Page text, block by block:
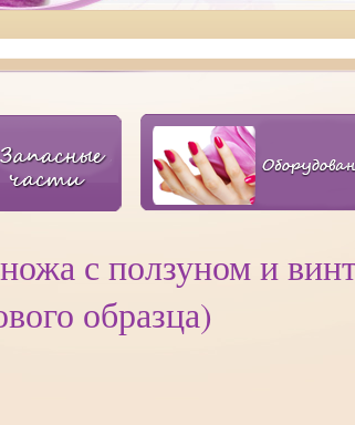
с ползуном и
образца)